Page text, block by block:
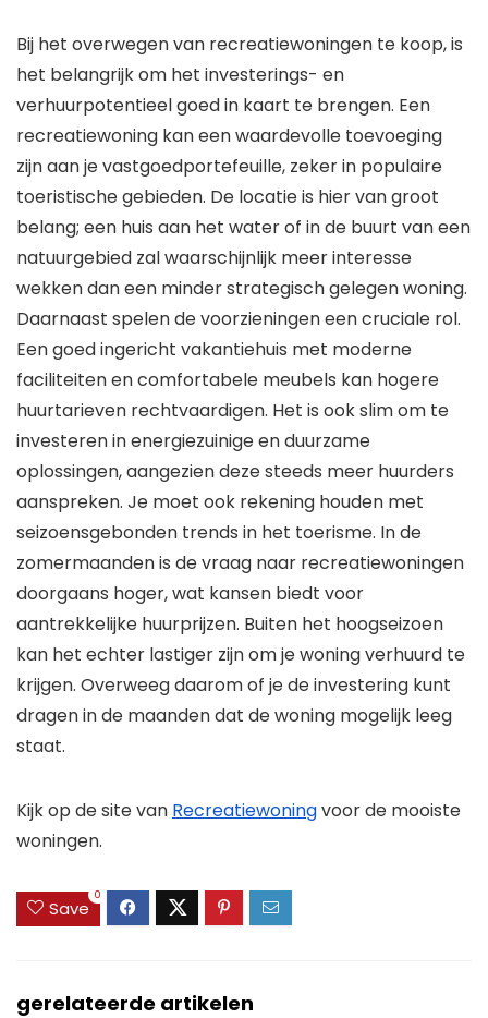
Bij het overwegen van recreatiewoningen te koop, is
het belangrijk om het investerings- en
verhuurpotentieel goed in kaart te brengen. Een
recreatiewoning kan een waardevolle toevoeging
zijn aan je vastgoedportefeuille, zeker in populaire
toeristische gebieden. De locatie is hier van groot
belang; een huis aan het water of in de buurt van een
natuurgebied zal waarschijnlijk meer interesse
wekken dan een minder strategisch gelegen woning.
Daarnaast spelen de voorzieningen een cruciale rol.
Een goed ingericht vakantiehuis met moderne
faciliteiten en comfortabele meubels kan hogere
huurtarieven rechtvaardigen. Het is ook slim om te
investeren in energiezuinige en duurzame
oplossingen, aangezien deze steeds meer huurders
aanspreken. Je moet ook rekening houden met
seizoensgebonden trends in het toerisme. In de
zomermaanden is de vraag naar recreatiewoningen
doorgaans hoger, wat kansen biedt voor
aantrekkelijke huurprijzen. Buiten het hoogseizoen
kan het echter lastiger zijn om je woning verhuurd te
krijgen. Overweeg daarom of je de investering kunt
dragen in de maanden dat de woning mogelijk leeg
staat.
Kijk op de site van Recreatiewoningvoor de mooiste
woningen.
Save
0
gerelateerde artikelen